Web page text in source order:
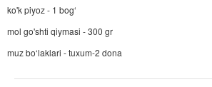
ko'k piyoz - 1 bog‘
mol go'shti qiymasi - 300 gr
muz bo‘laklari - tuxum-2 dona